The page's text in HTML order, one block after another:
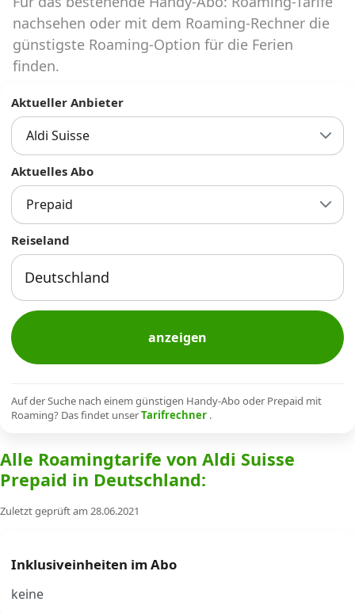
Abos für Tablets, Hotspots und Smart
Watches
Infos
Alle Anbieter
Handy-Abo-Aktionen
Handy-Abo kündigen oder
Alle Mobile-Vergleiche
Internet, TV, Telefon
Kombi-Angebote
News
nachsehen oder mit dem Roaming-Rechner die
günstigste Roaming-Option für die Ferien
finden.
Aktueller Anbieter
Aldi Suisse
Aktuelles Abo
Prepaid
Reiseland
anzeigen
Auf der Suche nach einem günstigen Handy-Abo oder Prepaid mit
Roaming? Das findet unserTarifrechner .
Alle Roamingtarife von Aldi Suisse
Prepaid in Deutschland:
Zuletzt geprüft am 28.06.2021
Inklusiveinheiten im Abo
keine